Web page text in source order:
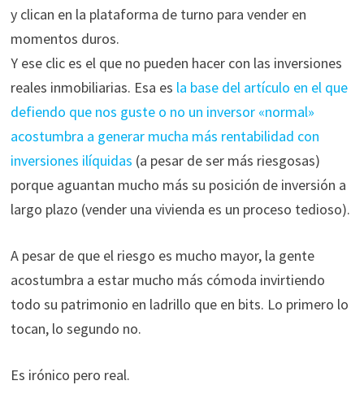
y clican en la plataforma de turno para vender en
momentos duros.
Y ese clic es el que no pueden hacer con las inversiones
reales inmobiliarias. Esa es la base del artículo en el que
defiendo que nos guste o no un inversor «normal»
acostumbra a generar mucha más rentabilidad con
inversiones ilíquidas (a pesar de ser más riesgosas)
porque aguantan mucho más su posición de inversión a
largo plazo (vender una vivienda es un proceso tedioso).
A pesar de que el riesgo es mucho mayor, la gente
acostumbra a estar mucho más cómoda invirtiendo
todo su patrimonio en ladrillo que en bits. Lo primero lo
tocan, lo segundo no.
Es irónico pero real.